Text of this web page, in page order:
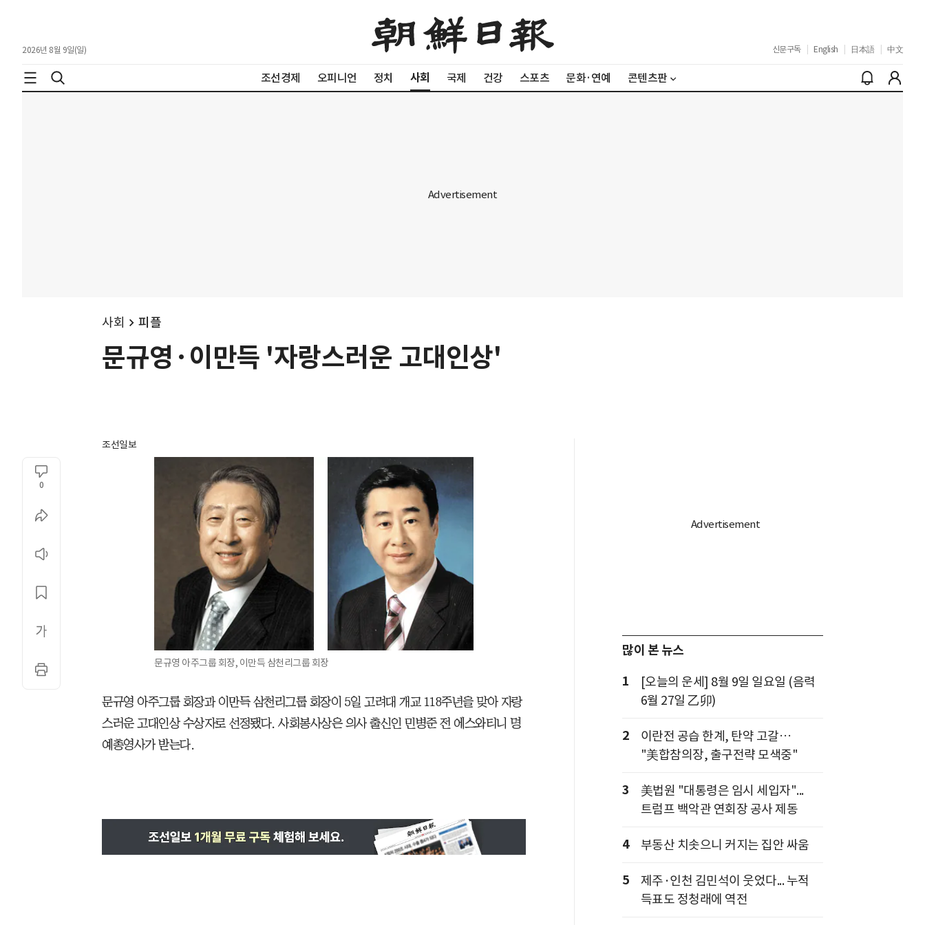
2026년 8월 9일(일) 신문구독 English 日本語 中文
조선경제 오피니언 정치 사회 국제 건강 스포츠 문화·연예 콘텐츠판
사회 피플
문규영·이만득 '자랑스러운 고대인상'
조선일보
0
문규영 아주그룹 회장, 이만득 삼천리그룹 회장
문규영 아주그룹 회장과 이만득 삼천리그룹 회장이 5일 고려대 개교 118주년을 맞아 자랑
스러운 고대인상 수상자로 선정됐다. 사회봉사상은 의사 출신인 민병준 전 에스와티니 명
예총영사가 받는다.
많이 본 뉴스
1
[오늘의 운세] 8월 9일 일요일 (음력
6월 27일 乙卯)
2
이란전 공습 한계, 탄약 고갈…
"美합참의장, 출구전략 모색중"
3
美법원 "대통령은 임시 세입자"...
트럼프 백악관 연회장 공사 제동
4 부동산 치솟으니 커지는 집안 싸움
5
제주·인천 김민석이 웃었다... 누적
득표도 정청래에 역전